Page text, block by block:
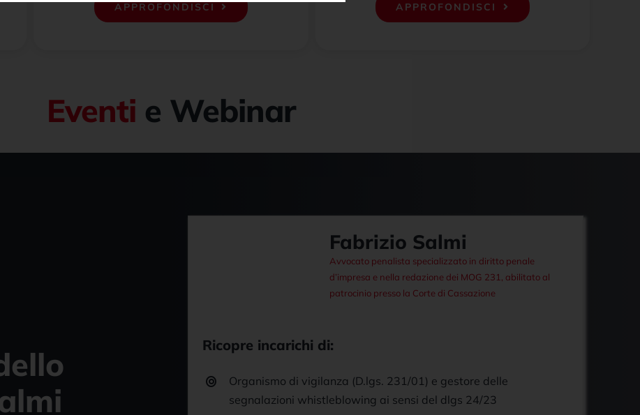
APPROFONDISCI APPROFONDISCI
Eventi e Webinar
Fabrizio Salmi
Avvocato penalista specializzato in diritto penale
d’impresa e nella redazione dei MOG 231, abilitato al
patrocinio presso la Corte di Cassazione
Ricopre incarichi di:
Organismo di vigilanza (D.lgs. 231/01) e gestore delle
segnalazioni whistleblowing ai sensi del dlgs 24/23